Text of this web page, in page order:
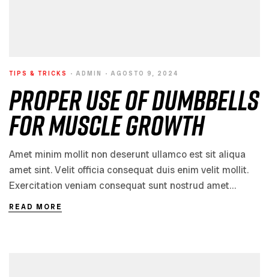
TIPS & TRICKS ADMIN AGOSTO 9, 2024
Proper Use of Dumbbells
for Muscle Growth
Amet minim mollit non deserunt ullamco est sit aliqua
amet sint. Velit officia consequat duis enim velit mollit.
Exercitation veniam consequat sunt nostrud amet…
READ MORE